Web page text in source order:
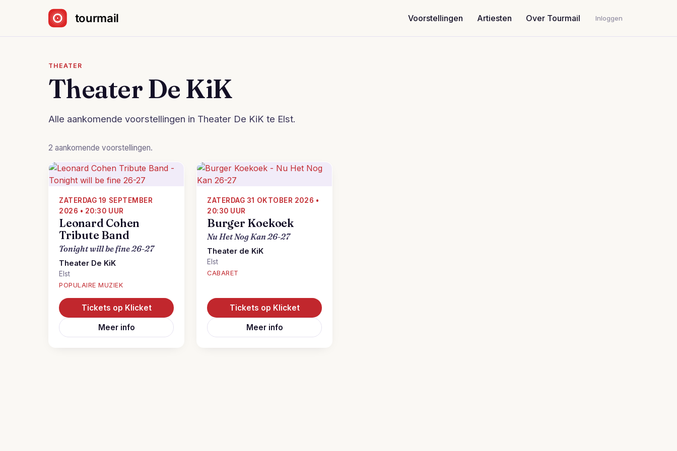
Voorstellingen
Artiesten Over Tourmail Inloggen
THEATER
Theater De KiK
Alle aankomende voorstellingen in Theater De KiK te Elst.
2 aankomende voorstellingen.
ZATERDAG 19 SEPTEMBER
2026 • 20:30 UUR
Leonard Cohen
Tribute Band
Tonight will be fine 26-27
Theater De KiK
Elst
POPULAIRE MUZIEK
Tickets op Klicket
Meer info
ZATERDAG 31 OKTOBER 2026 •
20:30 UUR
Burger Koekoek
Nu Het Nog Kan 26-27
Theater de KiK
Elst
CABARET
Tickets op Klicket
Meer info